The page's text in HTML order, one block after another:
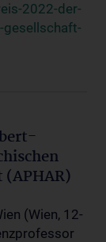
2022-der-
gesellschaft-
(Wien, 12-